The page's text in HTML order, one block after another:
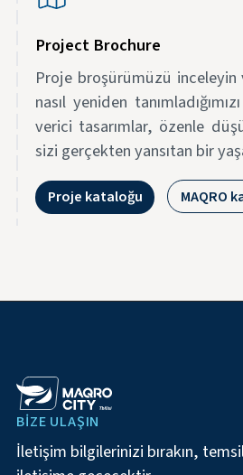
Project Brochure
Proje broşürümüzü inceleyin
nasıl yeniden
verici tasarımlar, özenle
sizi gerçekten yansıtan bir
Proje kataloğu MAQRO
BIZE ULAŞIN
İletişim bilgilerinizi bırakın,